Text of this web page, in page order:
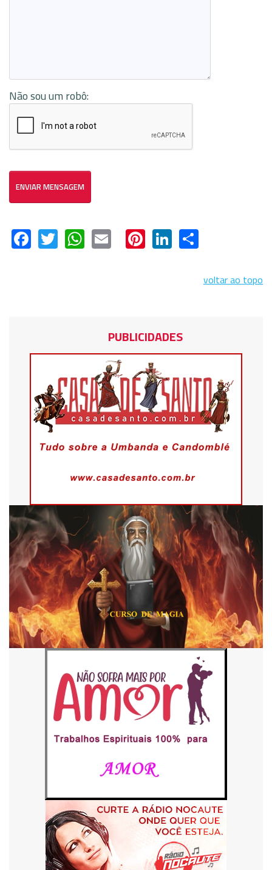
Não sou um robô:
ENVIAR MENSAGEM
Facebook
TwitterWhatsApp
EmailPinterest
LinkedIn
voltar ao topo
PUBLICIDADES